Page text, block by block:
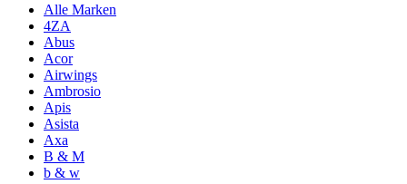
Alle Marken
4ZA
Abus
Acor
Airwings
Ambrosio
Apis
Asista
Axa
B & M
b & w